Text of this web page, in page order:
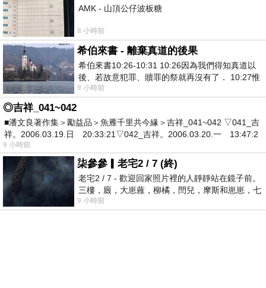
AMK - 山頂公仔波板糖
8 小時前
希伯來書 - 離棄真道的後果
希伯來書10:26-10:31 10:26因為我們得知真道以
後、若故意犯罪、贖罪的祭就再沒有了． 10:27惟
有戰懼等候審判和那燒滅眾敵人的烈火
9 小時前
◎吉祥_041~042
■潘文良著作集＞勵益品＞魚雁千里共今緣＞吉祥_041~042 ▽041_吉
祥。2006.03.19.日 20:33:21▽042_吉祥。2006.03.20.一 13:47:2
9 小時前
柒參參▎老宅2 / 7 (終)
老宅2 / 7 - 歡迎回家照片裡的人靜靜站在鏡子前。
三樓，廄，大崽蕥，柳橘，閆兒，摩斯和崽崽，七
個人整整齊齊地站在鏡框之外，如同
9 小時前